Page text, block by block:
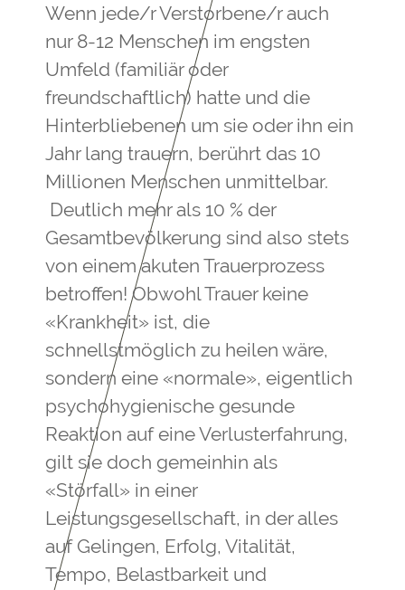
Wenn jede/r Verstorbene/r auch
nur 8-12 Menschen im engsten
Umfeld (familiär oder
freundschaftlich) hatte und die
Hinterbliebenen um sie oder ihn ein
Jahr lang trauern, berührt das 10
Millionen Menschen unmittelbar.
Deutlich mehr als 10 % der
Gesamtbevölkerung sind also stets
von einem akuten Trauerprozess
betroffen! Obwohl Trauer keine
«Krankheit» ist, die
schnellstmöglich zu heilen wäre,
sondern eine «normale», eigentlich
psychohygienische gesunde
Reaktion auf eine Verlusterfahrung,
gilt sie doch gemeinhin als
«Störfall» in einer
Leistungsgesellschaft, in der alles
auf Gelingen, Erfolg, Vitalität,
Tempo, Belastbarkeit und